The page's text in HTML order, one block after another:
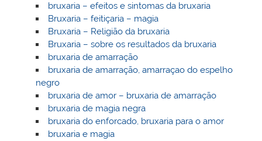
bruxaria – efeitos e sintomas da bruxaria
Bruxaria – feitiçaria – magia
Bruxaria – Religião da bruxaria
Bruxaria – sobre os resultados da bruxaria
bruxaria de amarração
bruxaria de amarração, amarraçao do espelho
negro
bruxaria de amor – bruxaria de amarração
bruxaria de magia negra
bruxaria do enforcado, bruxaria para o amor
bruxaria e magia